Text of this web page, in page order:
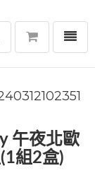
選單
午夜北歐
組2盒)